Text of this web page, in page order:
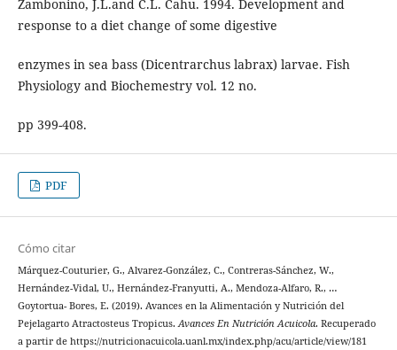
Zambonino, J.L.and C.L. Cahu. 1994. Development and
response to a diet change of some digestive
enzymes in sea bass (Dicentrarchus labrax) larvae. Fish
Physiology and Biochemestry vol. 12 no.
pp 399-408.
PDF
Cómo citar
Márquez-Couturier, G., Alvarez-González, C., Contreras-Sánchez, W.,
Hernández-Vidal, U., Hernández-Franyutti, A., Mendoza-Alfaro, R., …
Goytortua- Bores, E. (2019). Avances en la Alimentación y Nutrición del
Pejelagarto Atractosteus Tropicus.Avances En Nutrición Acuicola. Recuperado
a partir de https://nutricionacuicola.uanl.mx/index.php/acu/article/view/181